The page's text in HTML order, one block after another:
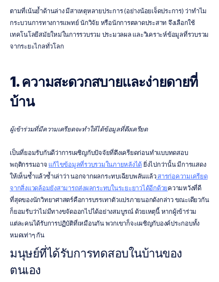
ตามที่เน้นย้ำด้านล่าง มีสาเหตุหลายประการ (อย่างน้อยเจ็ดประการ) ว่าทำไม
กระบวนการทางการแพทย์ นักวิจัย หรือนักการตลาดประสาท จึงเลือกใช้
เทคโนโลยีสมัยใหม่ในการรวบรวม ประมวลผล และวิเคราะห์ข้อมูลที่รวบรวม
จากระยะไกลทั่วโลก
1. ความสะดวกสบายและง่ายดายที่
บ้าน
ผู้เข้าร่วมที่มีความเครียดจะทำให้ได้ข้อมูลที่ตึงเครียด
เป็นที่ยอมรับกันดีว่าการเผชิญกับปัจจัยที่ตึงเครียดก่อนทำแบบทดสอบ
พฤติกรรมอาจ แก้ไขข้อมูลที่รวบรวมในภายหลังได้ ยิ่งไปกว่านั้น มีการแสดง
ให้เห็นซ้ำแล้วซ้ำเล่าว่า นอกจากผลกระทบเฉียบพลันแล้ว สารก่อความเครียด
จากสิ่งแวดล้อมยังสามารถส่งผลกระทบในระยะยาวได้อีกด้วยความหวังที่ดี
ที่สุดของนักวิทยาศาสตร์คือการบรรเทาตัวแปรภายนอกดังกล่าว ขณะเดียวกัน
ก็ยอมรับว่าไม่มีทางขจัดออกไปได้อย่างสมบูรณ์ ด้วยเหตุนี้ หากผู้เข้าร่วม
แต่ละคนได้รับการปฏิบัติที่เหมือนกัน พวกเขาก็จะเผชิญกับองค์ประกอบทั้ง
หมดเท่าๆ กัน
มนุษย์ที่ได้รับการทดสอบในบ้านของ
ตนเอง